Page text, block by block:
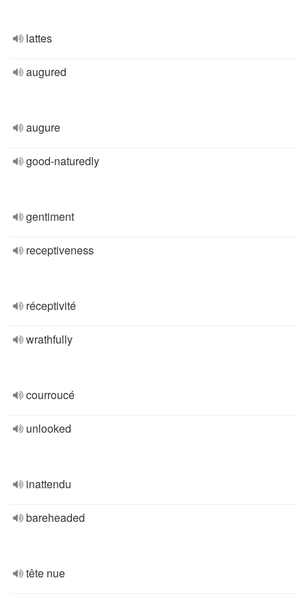
lattes
augured
augure
good-naturedly
gentiment
receptiveness
réceptivité
wrathfully
courroucé
unlooked
inattendu
bareheaded
tête nue